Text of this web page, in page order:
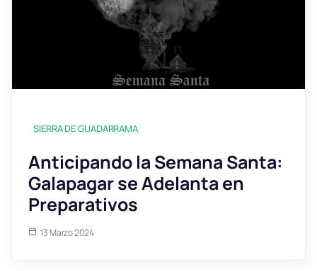
SIERRA DE GUADARRAMA
Anticipando la Semana Santa:
Galapagar se Adelanta en
Preparativos
13 Marzo 2024